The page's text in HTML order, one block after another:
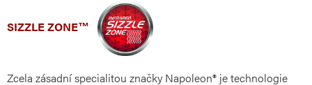
SIZZLE ZONE™
Zcela zásadní specialitou značky Napoleon® je technologie